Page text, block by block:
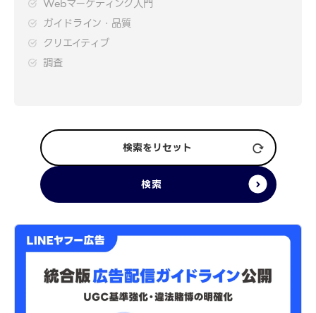
Webマーケティング入門
ガイドライン・品質
クリエイティブ
調査
検索をリセット
検索